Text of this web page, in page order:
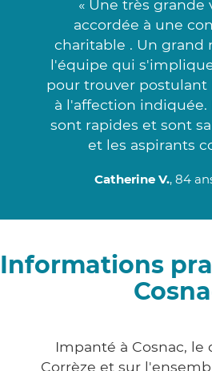
« Une très grande
accordée à une
charitable . Un grand
l'équipe qui
pour trouver postulant
à l'affection indiquée.
sont rapides et sont
et les aspirants
Catherine V., 84
Informations
Impanté à Cosnac,
Corrèze et sur